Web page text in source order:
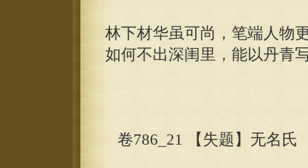
林下材华虽可尚，笔端人物
如何不出深闺里，能以丹青
卷786_21 【失题】无名氏